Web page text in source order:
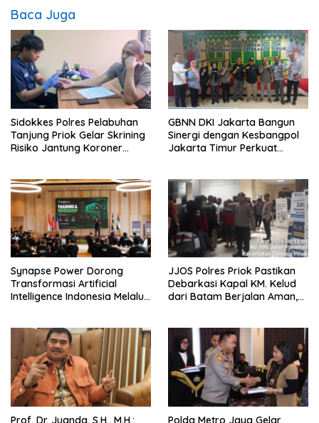
Baca Juga
Sidokkes Polres Pelabuhan
Tanjung Priok Gelar Skrining
Risiko Jantung Koroner
GBNN DKI Jakarta Bangun
Sinergi dengan Kesbangpol
Jakarta Timur Perkuat
Synapse Power Dorong
Transformasi Artificial
Intelligence Indonesia Melalui
JJOS Polres Priok Pastikan
Debarkasi Kapal KM. Kelud
dari Batam Berjalan Aman,
Prof. Dr. Juanda, S.H., M.H.:
Polda Metro Jaya Gelar